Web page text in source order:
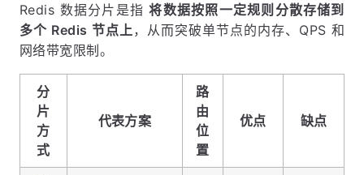
Redis 数据分片是指将数据按照一定规则分散存储到
多个 Redis 节点上 ，从而突破单节点的内存、QPS 和
网络带宽限制。
分
片
方
式
代表方案
路
由
位
置
优点 缺点